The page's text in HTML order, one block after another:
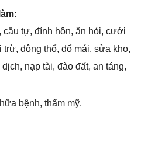
cầu tự, đính hôn, ăn hỏi, cưới
trừ, độnɡ thổ, đổ mái, ѕửa kho,
nạp tài, đào đất, an táng,
bệnh, thẩm mỹ.